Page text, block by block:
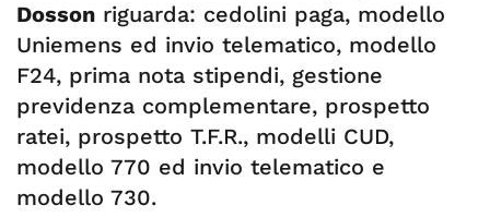
Dosson riguarda: cedolini paga, modello
Uniemens ed invio telematico, modello
F24, prima nota stipendi, gestione
previdenza complementare, prospetto
ratei, prospetto T.F.R., modelli CUD,
modello 770 ed invio telematico e
modello 730.